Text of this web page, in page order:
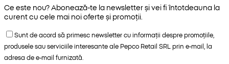
Ce este nou? Abonează-te la newsletter și vei fi întotdeauna la
curent cu cele mai noi oferte și promoții.
Sunt de acord să primesc newsletter cu informații despre promoțiile,
produsele sau serviciile interesante ale Pepco Retail SRL prin e-mail, la
adresa de e-mail furnizată.